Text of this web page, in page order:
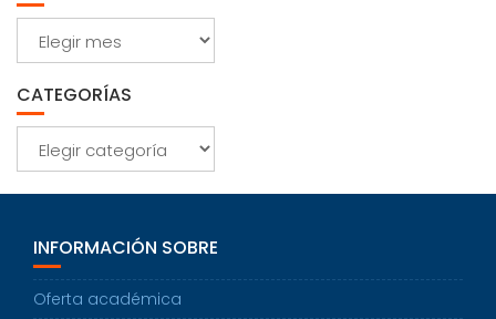
Archivos
CATEGORÍAS
Categorías
INFORMACIÓN SOBRE
Oferta académica